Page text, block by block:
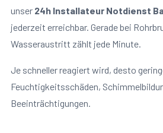
unser 24h Installateur Notdienst
jederzeit erreichbar. Gerade bei
Wasseraustritt zählt jede Minute.
Je schneller reagiert wird, desto
Feuchtigkeitsschäden,
Beeinträchtigungen.